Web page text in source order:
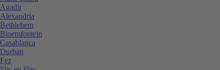
Agadir
Alexandria
Bethlehem
Bloemfontein
Casablanca
Durban
Fez